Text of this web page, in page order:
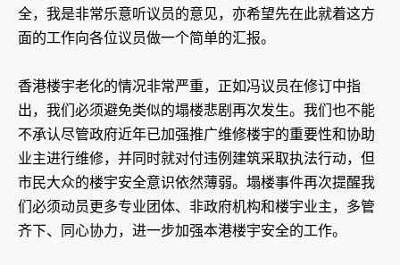
全，我是非常乐意听议员的意见，亦希望先在此就着这方
面的工作向各位议员做一个简单的汇报。
香港楼宇老化的情况非常严重，正如冯议员在修订中指
出，我们必须避免类似的塌楼悲剧再次发生。我们也不能
不承认尽管政府近年已加强推广维修楼宇的重要性和协助
业主进行维修，并同时就对付违例建筑采取执法行动，但
市民大众的楼宇安全意识依然薄弱。塌楼事件再次提醒我
们必须动员更多专业团体、非政府机构和楼宇业主，多管
齐下、同心协力，进一步加强本港楼宇安全的工作。